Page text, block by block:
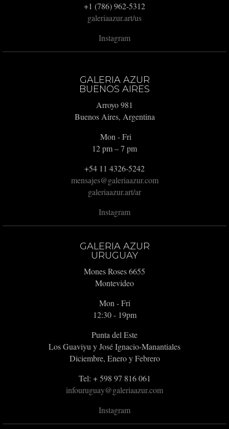
+1 (786) 962-5312
galeriaazur.art/us
Instagram
GALERIA AZUR
BUENOS AIRES
Arroyo 981
Buenos Aires, Argentina
Mon - Fri
12 pm – 7 pm
+54 11 4326-5242
mensajes@galeriaazur.com
galeriaazur.art/ar
Instagram
GALERIA AZUR
URUGUAY
Mones Roses 6655
Montevideo
Mon - Fri
12:30 - 19pm
Punta del Este
Los Guaviyu y José Ignacio-Manantiales
Diciembre, Enero y Febrero
Tel: + 598 97 816 061
infouruguay@galeriaazur.com
Instagram